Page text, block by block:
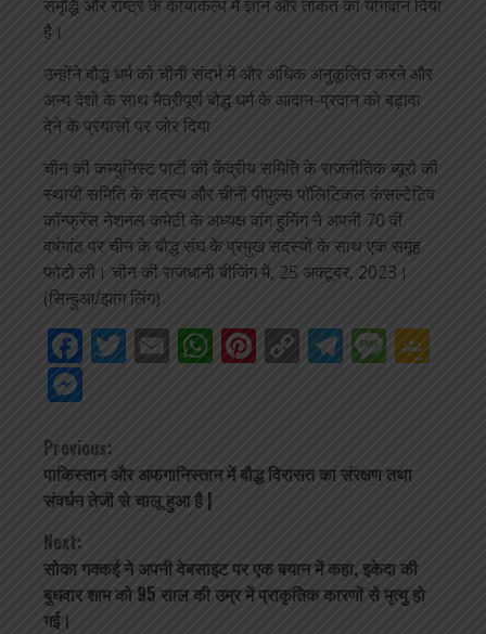
समृद्धि और राष्ट्र के कायाकल्प में ज्ञान और ताकत का योगदान दिया
है।
उन्होंने बौद्ध धर्म को चीनी संदर्भ में और अधिक अनुकूलित करने और
अन्य देशों के साथ मैत्रीपूर्ण बौद्ध धर्म के आदान-प्रदान को बढ़ावा
देने के प्रयासों पर जोर दिया
चीन की कम्युनिस्ट पार्टी की केंद्रीय समिति के राजनीतिक ब्यूरो की
स्थायी समिति के सदस्य और चीनी पीपुल्स पॉलिटिकल कंसल्टेटिव
कॉन्फ्रेंस नेशनल कमेटी के अध्यक्ष वांग हुनिंग ने अपनी 70 वीं
वर्षगांठ पर चीन के बौद्ध संघ के प्रमुख सदस्यों के साथ एक समूह
फोटो ली। चीन की राजधानी बीजिंग में, 25 अक्टूबर, 2023।
(सिन्हुआ/झांग लिंग)
Facebook
Twitter
EmailWhatsApp
Pinterest
Copy
Continue
Reading
Previous:
पाकिस्तान और अफगानिस्तान में बौद्ध विरासत का संरक्षण तथा
संवर्धन तेजी से चालू हुआ है |
Next:
सोका गक्कई ने अपनी वेबसाइट पर एक बयान में कहा, इकेदा की
बुधवार शाम को 95 साल की उम्र में प्राकृतिक कारणों से मृत्यु हो
गई।